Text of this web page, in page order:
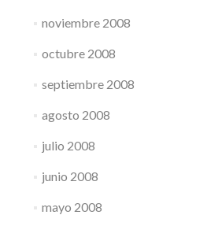
noviembre 2008
octubre 2008
septiembre 2008
agosto 2008
julio 2008
junio 2008
mayo 2008